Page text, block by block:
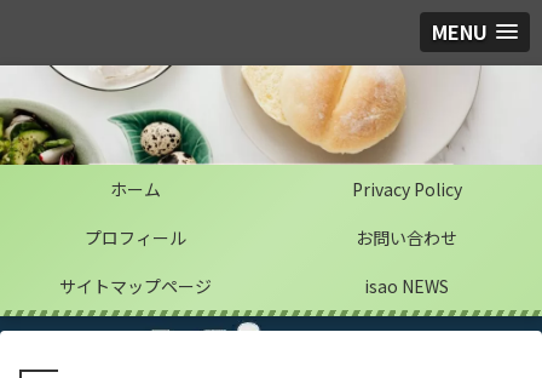
MENU
ホーム
Privacy Policy
プロフィール
お問い合わせ
サイトマップページ
isao NEWS